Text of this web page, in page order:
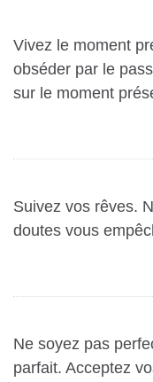
Vivez le moment
obséder par le
sur le moment
Suivez vos rêves.
doutes vous
Ne soyez pas
parfait. Acceptez